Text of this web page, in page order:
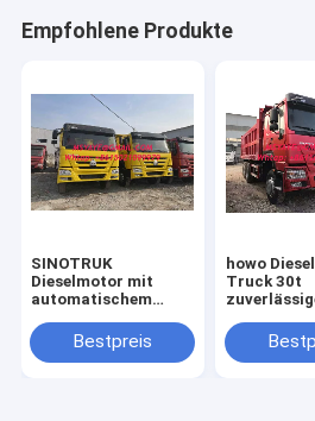
Empfohlene Produkte
SINOTRUK
Dieselmotor mit
automatischem
TRUCKS
Müllcontainer für
Bestpreis
howo
Truck 30t
Semi-
China 371